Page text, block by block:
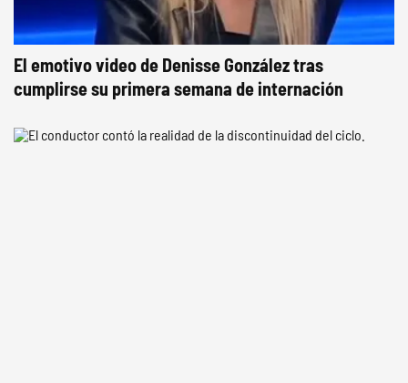
El emotivo video de Denisse González tras
cumplirse su primera semana de internación